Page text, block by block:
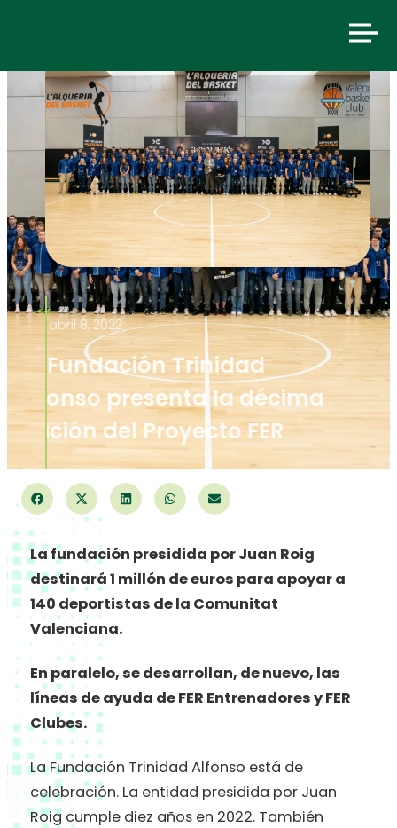
abril 8, 2022
La Fundación Trinidad
Alfonso presenta la décima
edición del Proyecto FER
La fundación presidida por Juan Roig
destinará 1 millón de euros para apoyar a
140 deportistas de la Comunitat
Valenciana.
En paralelo, se desarrollan, de nuevo, las
líneas de ayuda de FER Entrenadores y FER
Clubes.
La Fundación Trinidad Alfonso está de
celebración. La entidad presidida por Juan
Roig cumple diez años en 2022. También